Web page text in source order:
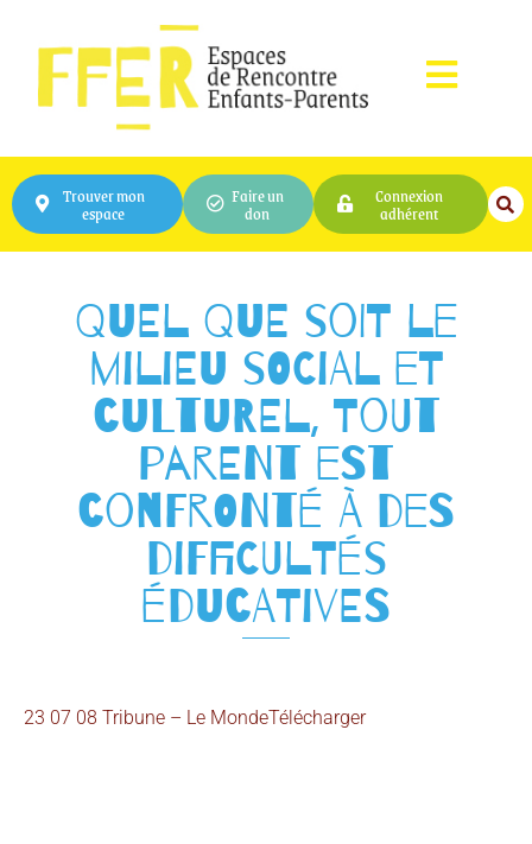
Trouver mon
espace
Faire un
don
Connexion
adhérent
Quel que soit le
milieu social et
culturel, tout
parent est
confronté à des
difficultés
éducatives
23 07 08 Tribune – Le MondeTélécharger